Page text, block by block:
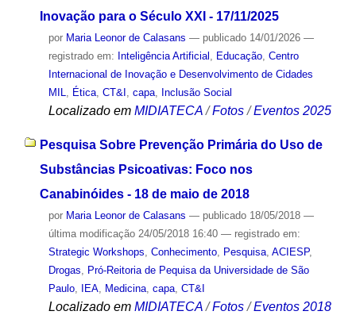
Inovação para o Século XXI - 17/11/2025
por Maria Leonor de Calasans — publicado14/01/2026 —
registrado em: Inteligência Artificial , Educação, Centro
Internacional de Inovação e Desenvolvimento de Cidades
MIL, Ética, CT&I , capa, Inclusão Social
Localizado em MIDIATECA /Fotos /Eventos 2025
Pesquisa Sobre Prevenção Primária do Uso de
Substâncias Psicoativas: Foco nos
Canabinóides - 18 de maio de 2018
por Maria Leonor de Calasans — publicado18/05/2018 —
última modificação24/05/2018 16:40 — registrado em:
Strategic Workshops, Conhecimento, Pesquisa, ACIESP,
Drogas, Pró-Reitoria de Pequisa da Universidade de São
Paulo, IEA, Medicina, capa, CT&I
Localizado em MIDIATECA /Fotos /Eventos 2018